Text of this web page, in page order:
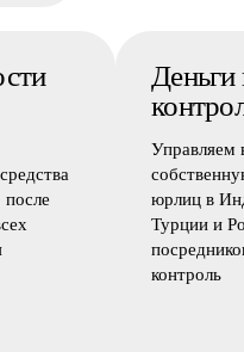
Управляем
юрлиц в
Турции и
контроль